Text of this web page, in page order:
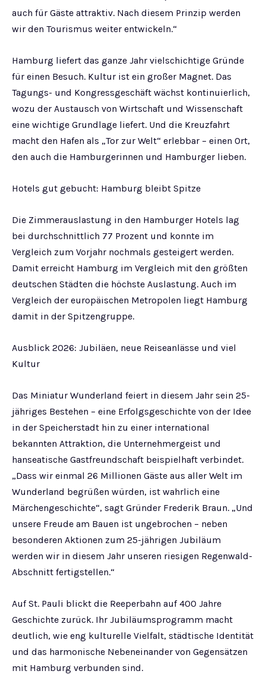
auch für Gäste attraktiv. Nach diesem Prinzip werden
wir den Tourismus weiter entwickeln.“
Hamburg liefert das ganze Jahr vielschichtige Gründe
für einen Besuch. Kultur ist ein großer Magnet. Das
Tagungs- und Kongressgeschäft wächst kontinuierlich,
wozu der Austausch von Wirtschaft und Wissenschaft
eine wichtige Grundlage liefert. Und die Kreuzfahrt
macht den Hafen als „Tor zur Welt“ erlebbar – einen Ort,
den auch die Hamburgerinnen und Hamburger lieben.
Hotels gut gebucht: Hamburg bleibt Spitze
Die Zimmerauslastung in den Hamburger Hotels lag
bei durchschnittlich 77 Prozent und konnte im
Vergleich zum Vorjahr nochmals gesteigert werden.
Damit erreicht Hamburg im Vergleich mit den größten
deutschen Städten die höchste Auslastung. Auch im
Vergleich der europäischen Metropolen liegt Hamburg
damit in der Spitzengruppe.
Ausblick 2026: Jubiläen, neue Reiseanlässe und viel
Kultur
Das Miniatur Wunderland feiert in diesem Jahr sein 25-
jähriges Bestehen – eine Erfolgsgeschichte von der Idee
in der Speicherstadt hin zu einer international
bekannten Attraktion, die Unternehmergeist und
hanseatische Gastfreundschaft beispielhaft verbindet.
„Dass wir einmal 26 Millionen Gäste aus aller Welt im
Wunderland begrüßen würden, ist wahrlich eine
Märchengeschichte“, sagt Gründer Frederik Braun. „Und
unsere Freude am Bauen ist ungebrochen – neben
besonderen Aktionen zum 25-jährigen Jubiläum
werden wir in diesem Jahr unseren riesigen Regenwald-
Abschnitt fertigstellen.“
Auf St. Pauli blickt die Reeperbahn auf 400 Jahre
Geschichte zurück. Ihr Jubiläumsprogramm macht
deutlich, wie eng kulturelle Vielfalt, städtische Identität
und das harmonische Nebeneinander von Gegensätzen
mit Hamburg verbunden sind.